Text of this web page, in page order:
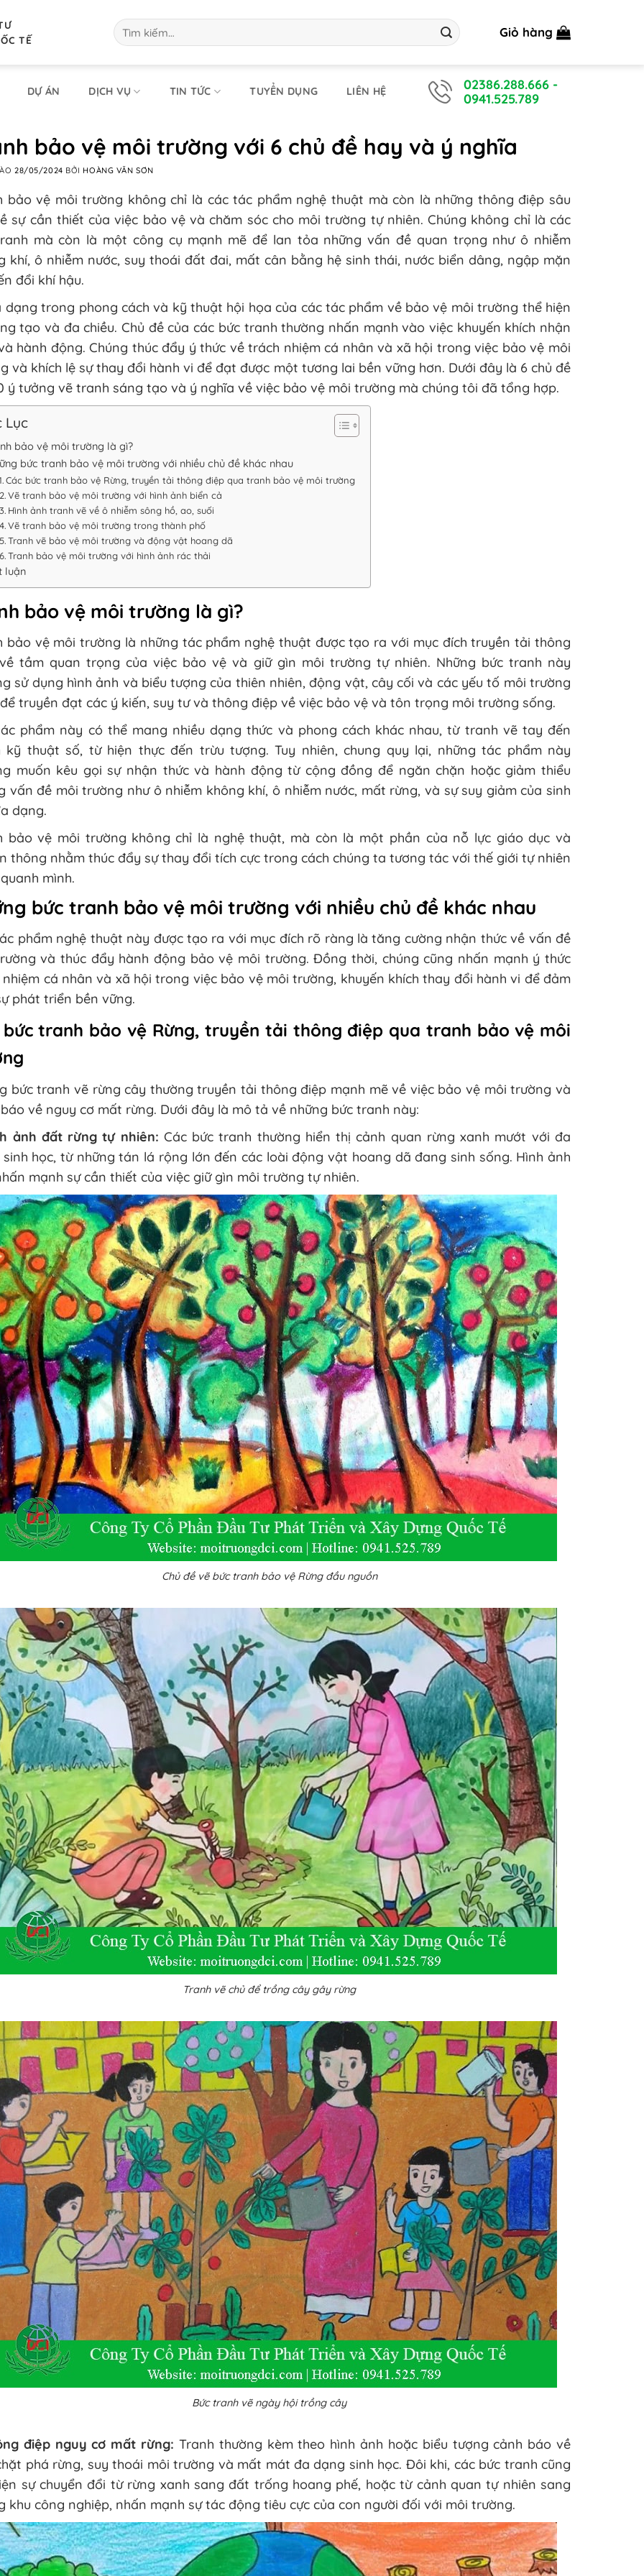
TẾ
Tìm
kiếm:
Giỏ hàng
DỰ ÁN DỊCH VỤ TIN TỨC TUYỂN DỤNG LIÊN HỆ 02386.288.666 -
0941.525.789
bảo vệ môi trường với 6 chủ đề hay và ý nghĩa
28/05/2024 BỞI HOÀNG VĂN SƠN
bảo vệ môi trường không chỉ là các tác phẩm nghệ thuật mà còn là những thông điệp sâu
sự cần thiết của việc bảo vệ và chăm sóc cho môi trường tự nhiên. Chúng không chỉ là các
mà còn là một công cụ mạnh mẽ để lan tỏa những vấn đề quan trọng như ô nhiễm
khí, ô nhiễm nước, suy thoái đất đai, mất cân bằng hệ sinh thái, nước biển dâng, ngập mặn
đổi khí hậu.
dạng trong phong cách và kỹ thuật hội họa của các tác phẩm về bảo vệ môi trường thể hiện
tạo và đa chiều. Chủ đề của các bức tranh thường nhấn mạnh vào việc khuyến khích nhận
hành động. Chúng thúc đẩy ý thức về trách nhiệm cá nhân và xã hội trong việc bảo vệ môi
và khích lệ sự thay đổi hành vi để đạt được một tương lai bền vững hơn. Dưới đây là 6 chủ đề
ý tưởng vẽ tranh sáng tạo và ý nghĩa về việc bảo vệ môi trường mà chúng tôi đã tổng hợp.
Lục
bảo vệ môi trường là gì?
bức tranh bảo vệ môi trường với nhiều chủ đề khác nhau
Các bức tranh bảo vệ Rừng, truyền tải thông điệp qua tranh bảo vệ môi trường
Vẽ tranh bảo vệ môi trường với hình ảnh biển cả
Hình ảnh tranh vẽ về ô nhiễm sông hồ, ao, suối
Vẽ tranh bảo vệ môi trường trong thành phố
Tranh vẽ bảo vệ môi trường và động vật hoang dã
Tranh bảo vệ môi trường với hình ảnh rác thải
luận
bảo vệ môi trường là gì?
bảo vệ môi trường là những tác phẩm nghệ thuật được tạo ra với mục đích truyền tải thông
tầm quan trọng của việc bảo vệ và giữ gìn môi trường tự nhiên. Những bức tranh này
sử dụng hình ảnh và biểu tượng của thiên nhiên, động vật, cây cối và các yếu tố môi trường
truyền đạt các ý kiến, suy tư và thông điệp về việc bảo vệ và tôn trọng môi trường sống.
phẩm này có thể mang nhiều dạng thức và phong cách khác nhau, từ tranh vẽ tay đến
kỹ thuật số, từ hiện thực đến trừu tượng. Tuy nhiên, chung quy lại, những tác phẩm này
muốn kêu gọi sự nhận thức và hành động từ cộng đồng để ngăn chặn hoặc giảm thiểu
vấn đề môi trường như ô nhiễm không khí, ô nhiễm nước, mất rừng, và sự suy giảm của sinh
dạng.
bảo vệ môi trường không chỉ là nghệ thuật, mà còn là một phần của nỗ lực giáo dục và
thông nhằm thúc đẩy sự thay đổi tích cực trong cách chúng ta tương tác với thế giới tự nhiên
mình.
bức tranh bảo vệ môi trường với nhiều chủ đề khác nhau
phẩm nghệ thuật này được tạo ra với mục đích rõ ràng là tăng cường nhận thức về vấn đề
và thúc đẩy hành động bảo vệ môi trường. Đồng thời, chúng cũng nhấn mạnh ý thức
cá nhân và xã hội trong việc bảo vệ môi trường, khuyến khích thay đổi hành vi để đảm
phát triển bền vững.
bức tranh bảo vệ Rừng, truyền tải thông điệp qua tranh bảo vệ môi
bức tranh vẽ rừng cây thường truyền tải thông điệp mạnh mẽ về việc bảo vệ môi trường và
về nguy cơ mất rừng. Dưới đây là mô tả về những bức tranh này:
ảnh đất rừng tự nhiên: Các bức tranh thường hiển thị cảnh quan rừng xanh mướt với đa
học, từ những tán lá rộng lớn đến các loài động vật hoang dã đang sinh sống. Hình ảnh
mạnh sự cần thiết của việc giữ gìn môi trường tự nhiên.
Chủ đề vẽ bức tranh bảo vệ Rừng đầu nguồn
Tranh vẽ chủ để trồng cây gây rừng
Bức tranh vẽ ngày hội trồng cây
điệp nguy cơ mất rừng: Tranh thường kèm theo hình ảnh hoặc biểu tượng cảnh báo về
phá rừng, suy thoái môi trường và mất mát đa dạng sinh học. Đôi khi, các bức tranh cũng
sự chuyển đổi từ rừng xanh sang đất trống hoang phế, hoặc từ cảnh quan tự nhiên sang
khu công nghiệp, nhấn mạnh sự tác động tiêu cực của con người đối với môi trường.